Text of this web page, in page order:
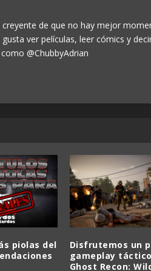
de que no hay mejor
ver películas, leer cómics y
@ChubbyAdrian
piolas del
Disfrutemos un
gameplay
Ghost Recon: